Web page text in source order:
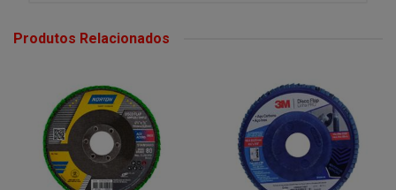
Produtos Relacionados